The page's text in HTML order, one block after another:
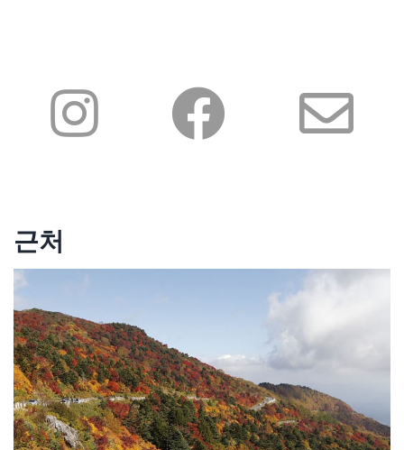
하고, 점심을 먹고, 고시키누마의 오색 연못
을 산책하고, 또는 온천 한두 군데로 가서 몸
을 담글 수도 있습니다. 우라반다이 지역에서
읍으로 향합니다. 웅장한 쓰루가조 성은 유원
지에서 바라본 주변 경치가 매우 아름답습니
다. 근처에 있는 쓰루가조 카이칸에서 아카베
코 한두 개를 색칠도 하고 점심도 먹어보세
요. 그 다음에는 신비한 사자에당과 주변 이
모리야마 산 일대를 탐험해 보세요. 웬만하면
도시에서 하룻밤 묵는 것을 추천합니다. 아이
즈 와카마츠에는 값비싼 호텔이 많이 있지만
전통적인 일본풍의 숙소를 찾고 계신다면, 시
내 바로 동쪽에 있는 히가시야마 온천 마을에
니다. 가을의 단풍은 당신을 포근한 담요처럼
감싸줄 것이고 그러면 당신은 분명히 이 찬란
한 색깔의 나뭇잎들을 천천히 즐기고 싶을 충
옵니다. 이 평온한 환경이 주는 색과 자연의
파노라마를 충분히 감상한 후에 다음 장소로
이동합니다. 하루 종일 색이 변하는 매혹적인
고시키 누마 연못을 방문합니다. 화산으로 생
성된 이 연못에 비취는 다채로운 음영에 감탄
하게 됩니다. 이어서 토노헤츠리에서 석축물
에 기대어 자란 멋진 나무들의 경치를 관람하
는 것을 마지막으로 후쿠시마의 진홍색 단풍
투어를 끝내고 시라카와 역으로 돌아가는 것
으로 여행을 마칩니다.
근처